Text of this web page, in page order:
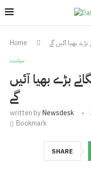
Home بڑے بھیا آئیں گے
سیاست
بڑے بھیا آئیں
گے
written byNewsdesk
Bookmark
SHARE